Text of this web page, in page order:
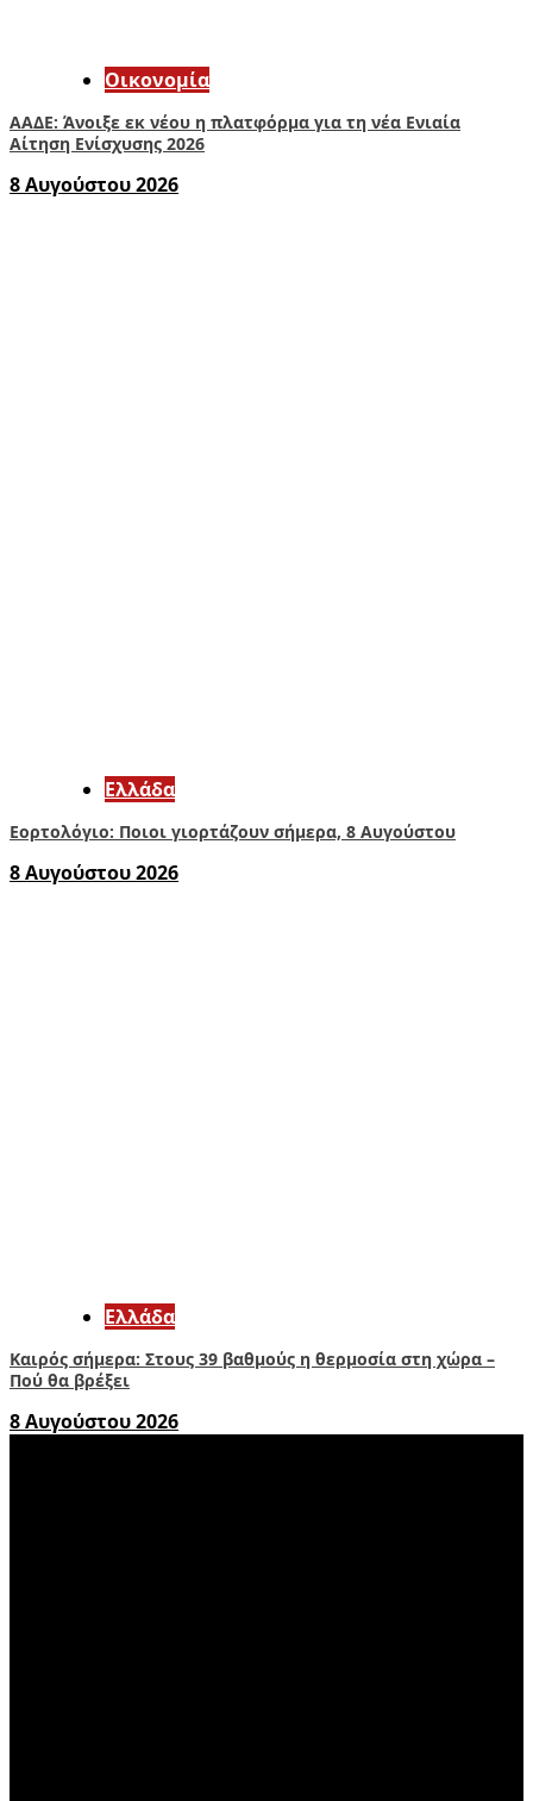
Οικονομία
ΑΑΔΕ: Άνοιξε εκ νέου η πλατφόρμα για τη νέα Ενιαία
Αίτηση Ενίσχυσης 2026
8 Αυγούστου 2026
Ελλάδα
Εορτολόγιο: Ποιοι γιορτάζουν σήμερα, 8 Αυγούστου
8 Αυγούστου 2026
Ελλάδα
Καιρός σήμερα: Στους 39 βαθμούς η θερμοσία στη χώρα –
Πού θα βρέξει
8 Αυγούστου 2026